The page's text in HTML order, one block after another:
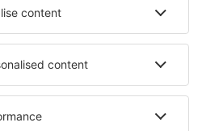
Hotels in New Carrollton
Hotels in Saint-Martin-du-Mont